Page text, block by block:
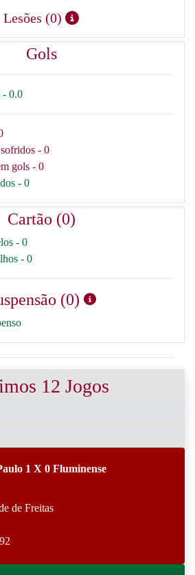
Lesões (0)
Gols
- 0.0
- 0
gols - 0
- 0
Cartão (0)
- 0
- 0
(0)
12 Jogos
1 X 0 Fluminense
de Freitas